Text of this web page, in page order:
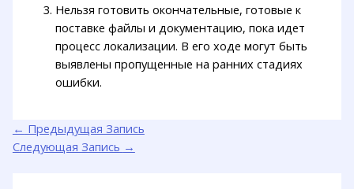
Нельзя готовить окончательные, готовые к
поставке файлы и документацию, пока идет
процесс локализации. В его ходе могут быть
выявлены пропущенные на ранних стадиях
ошибки.
← Предыдущая Запись
Следующая Запись →